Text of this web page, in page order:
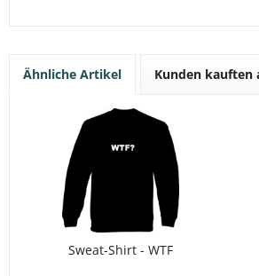
Ähnliche Artikel Kunden kauften
Sweat-Shirt - WTF